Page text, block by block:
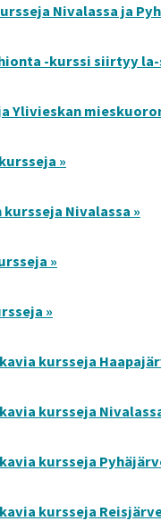
Nivalassa ja
-kurssi siirtyy la-
Ylivieskan
»
Nivalassa »
»
»
kursseja
kursseja
kursseja
kursseja